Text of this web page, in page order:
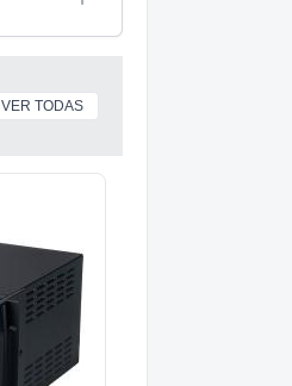
VER TODAS